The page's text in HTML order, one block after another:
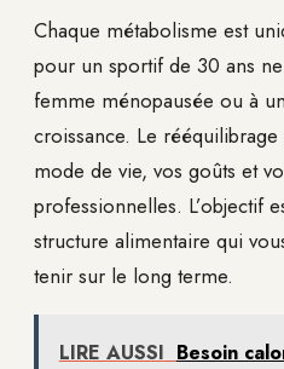
Chaque métabolisme est
pour un sportif de 30 ans
femme ménopausée ou à
croissance. Le
mode de vie, vos goûts et
professionnelles. L’objectif
structure alimentaire qui
tenir sur le long terme.
LIRE AUSSI Besoin